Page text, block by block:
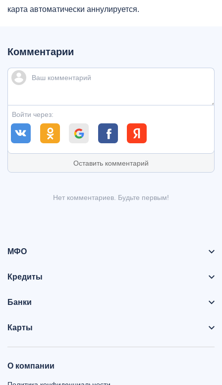
карта автоматически аннулируется.
Комментарии
Войти через:
Оставить комментарий
Нет комментариев. Будьте первым!
МФО
Кредиты
Банки
Карты
О компании